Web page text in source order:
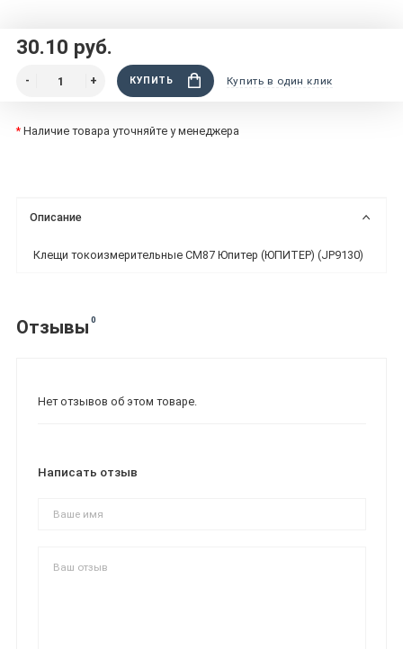
30.10 руб.
КУПИТЬ Купить в один клик
* Наличие товара уточняйте у менеджера
Описание
Клещи токоизмерительные CM87 Юпитер (ЮПИТЕР) (JP9130)
Отзывы 0
Нет отзывов об этом товаре.
Написать отзыв